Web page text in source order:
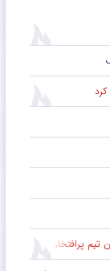
پرافتخار اروپا